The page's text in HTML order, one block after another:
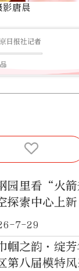
唐晨
日报社记者
园里看“火
探索中心上新
7-29
帼之韵·绽
第八届模特